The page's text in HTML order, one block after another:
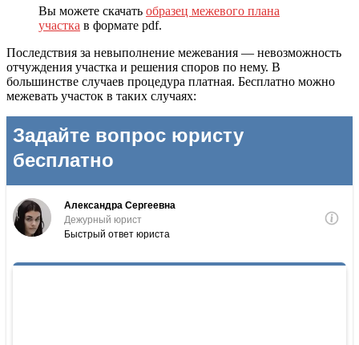
Вы можете скачать образец межевого плана
участка в формате pdf.
Последствия за невыполнение межевания — невозможность
отчуждения участка и решения споров по нему. В
большинстве случаев процедура платная. Бесплатно можно
межевать участок в таких случаях: